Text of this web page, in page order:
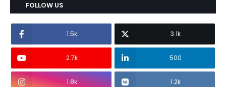
FOLLOW US
1.5k 3.1k
2.7k 500
1.8k 1.2k